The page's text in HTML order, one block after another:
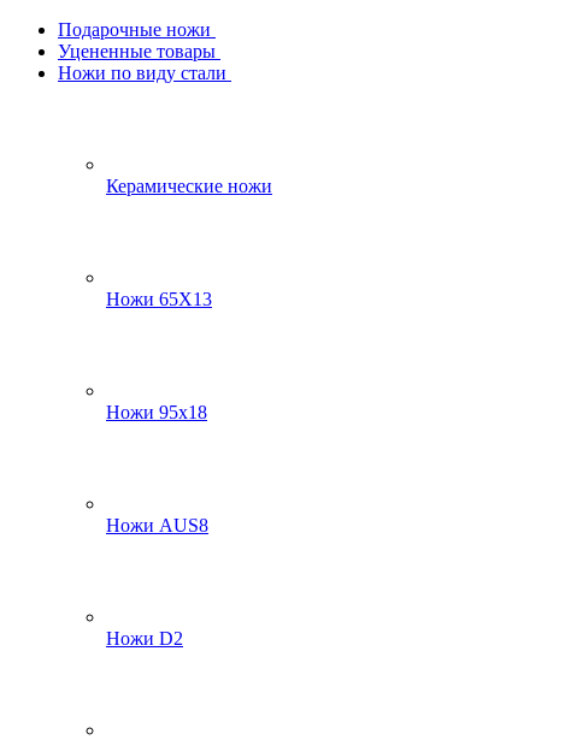
Подарочные ножи
Уцененные товары
Ножи по виду стали
Керамические ножи
Ножи 65Х13
Ножи 95х18
Ножи AUS8
Ножи D2